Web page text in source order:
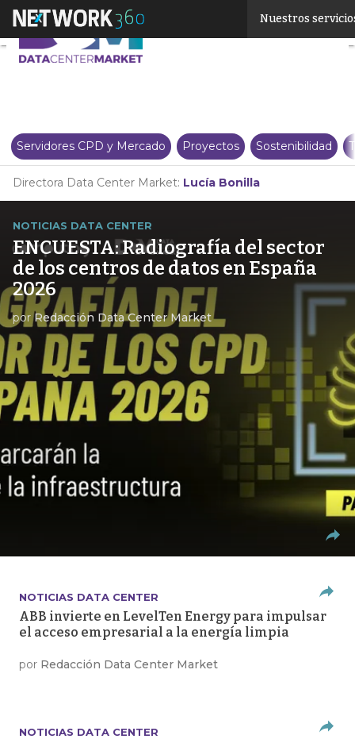
Nuestros
Servidores CPD y Mercado Proyectos Sostenibilidad
Directora Data Center Market: Lucía Bonilla
NOTICIAS DATA CENTER
ENCUESTA: Radiografía del sector
de los centros de datos en España
2026
porRedacción Data Center Market
NOTICIAS DATA CENTER
ABB invierte en LevelTen Energy para impulsar
el acceso empresarial a la energía limpia
por Redacción Data Center Market
NOTICIAS DATA CENTER